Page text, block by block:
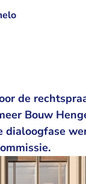
de
Bouw
dialoogfase